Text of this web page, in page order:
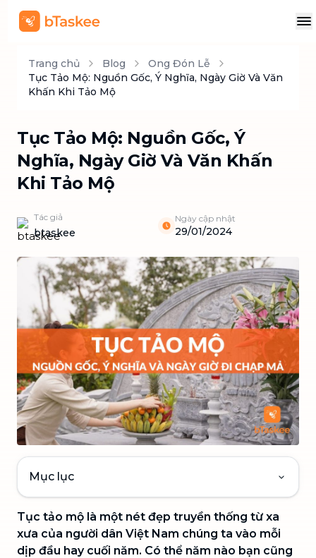
Trang chủ Blog
Ong Đón Lễ
Tục Tảo Mộ: Nguồn Gốc, Ý Nghĩa, Ngày Giờ Và Văn
Khấn Khi Tảo Mộ
Tục Tảo Mộ: Nguồn Gốc, Ý
Nghĩa, Ngày Giờ Và Văn Khấn
Khi Tảo Mộ
Tác giả
btaskee
Ngày cập nhật
29/01/2024
Mục lục
Tục tảo mộ là một nét đẹp truyền thống từ xa
xưa của người dân Việt Nam chúng ta vào mỗi
dịp đầu hay cuối năm. Có thể năm nào bạn cũng